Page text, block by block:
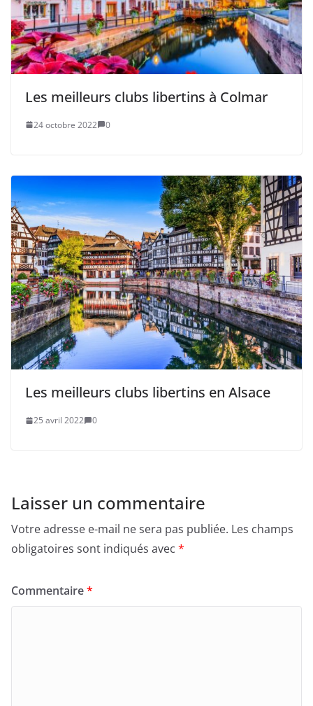
Les meilleurs clubs libertins à Colmar
24 octobre 2022 0
Les meilleurs clubs libertins en Alsace
25 avril 2022 0
Laisser un commentaire
Votre adresse e-mail ne sera pas publiée. Les champs
obligatoires sont indiqués avec *
Commentaire*